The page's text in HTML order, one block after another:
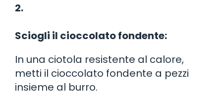
2.
Sciogli il cioccolato fondente:
In una ciotola resistente al calore,
metti il cioccolato fondente a pezzi
insieme al burro.